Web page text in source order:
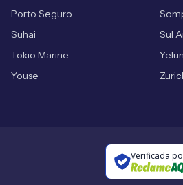
Porto Seguro
Suhai
Sul
Tokio Marine
Youse
Verificada